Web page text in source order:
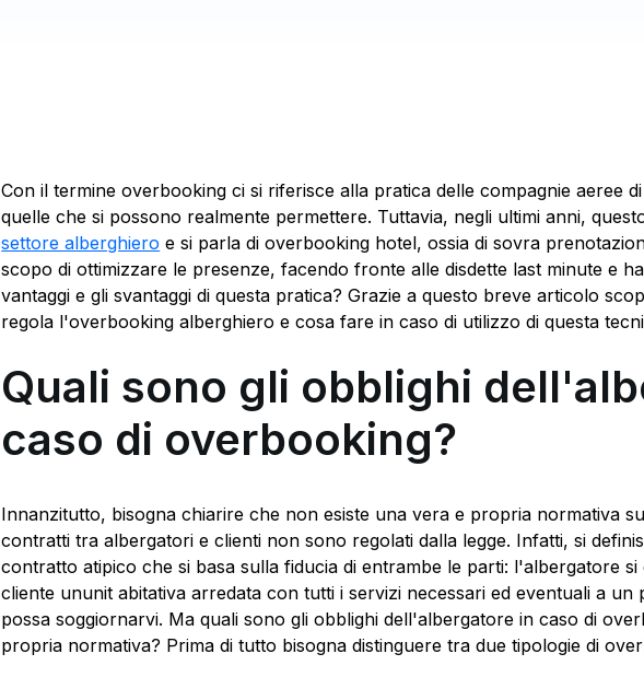
Con il termine overbooking ci si riferisce alla pratica delle compagnie aeree
quelle che si possono realmente permettere. Tuttavia, negli ultimi anni,
settore alberghiero e si parla di overbooking hotel, ossia di sovra
scopo di ottimizzare le presenze, facendo fronte alle disdette last minute e
vantaggi e gli svantaggi di questa pratica? Grazie a questo breve articolo
regola l'overbooking alberghiero e cosa fare in caso di utilizzo di questa
Quali sono gli obblighi
caso di overbooking?
Innanzitutto, bisogna chiarire che non esiste una vera e propria normativa
contratti tra albergatori e clienti non sono regolati dalla legge. Infatti, si
contratto atipico che si basa sulla fiducia di entrambe le parti: l'albergatore
cliente ununit abitativa arredata con tutti i servizi necessari ed eventuali a
possa soggiornarvi. Ma quali sono gli obblighi dell'albergatore in caso di
propria normativa? Prima di tutto bisogna distinguere tra due tipologie di